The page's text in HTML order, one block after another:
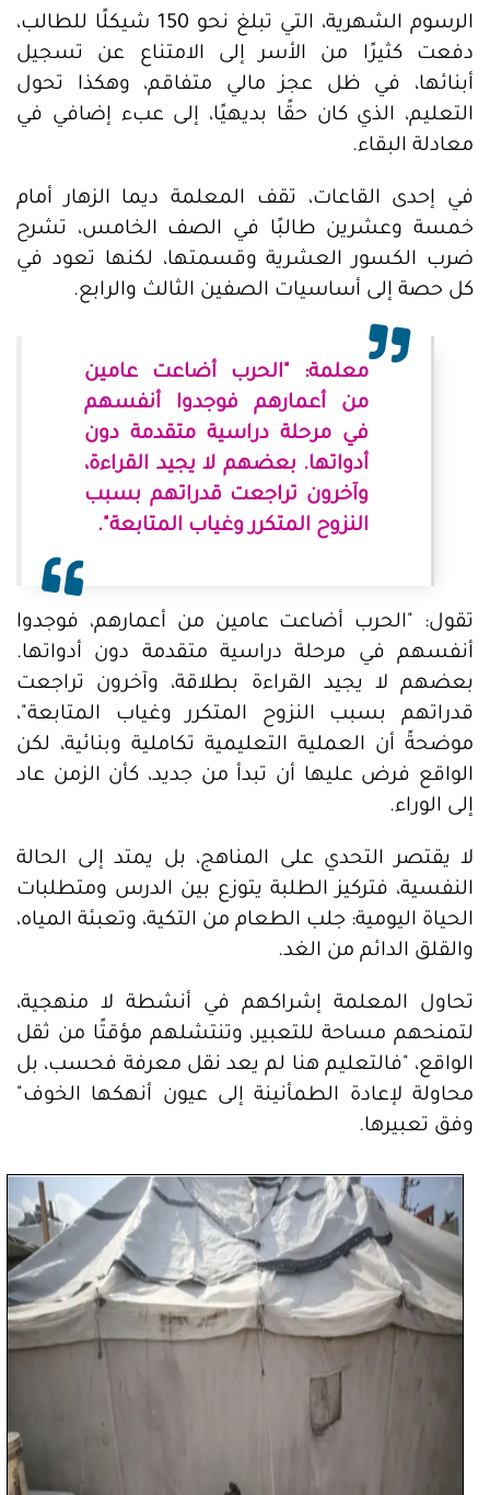
الرسوم الشهرية، التي تبلغ نحو 150 شيكلًا للطالب،
دفعت كثيرًا من الأسر إلى الامتناع عن تسجيل
أبنائها، في ظل عجز مالي متفاقم، وهكذا تحول
التعليم، الذي كان حقًا بديهيًا، إلى عبء إضافي في
معادلة البقاء.
في إحدى القاعات، تقف المعلمة ديما الزهار أمام
خمسة وعشرين طالبًا في الصف الخامس، تشرح
ضرب الكسور العشرية وقسمتها، لكنها تعود في
كل حصة إلى أساسيات الصفين الثالث والرابع.
معلمة: "الحرب أضاعت عامين
من أعمارهم فوجدوا أنفسهم
في مرحلة دراسية متقدمة دون
أدواتها. بعضهم لا يجيد القراءة،
وآخرون تراجعت قدراتهم بسبب
النزوح المتكرر وغياب المتابعة".
تقول: "الحرب أضاعت عامين من أعمارهم، فوجدوا
أنفسهم في مرحلة دراسية متقدمة دون أدواتها.
بعضهم لا يجيد القراءة بطلاقة، وآخرون تراجعت
قدراتهم بسبب النزوح المتكرر وغياب المتابعة"،
موضحةً أن العملية التعليمية تكاملية وبنائية، لكن
الواقع فرض عليها أن تبدأ من جديد، كأن الزمن عاد
إلى الوراء.
لا يقتصر التحدي على المناهج، بل يمتد إلى الحالة
النفسية، فتركيز الطلبة يتوزع بين الدرس ومتطلبات
الحياة اليومية: جلب الطعام من التكية، وتعبئة المياه،
والقلق الدائم من الغد.
تحاول المعلمة إشراكهم في أنشطة لا منهجية،
لتمنحهم مساحة للتعبير، وتنتشلهم مؤقتًا من ثقل
الواقع، "فالتعليم هنا لم يعد نقل معرفة فحسب، بل
محاولة لإعادة الطمأنينة إلى عيون أنهكها الخوف"
وفق تعبيرها.